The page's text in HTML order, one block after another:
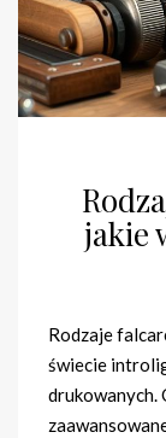
jakie
Rodzaje
świecie
drukowanych.